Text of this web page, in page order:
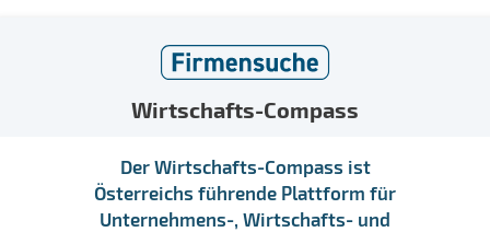
Wirtschafts-Compass
Der Wirtschafts-Compass ist
Österreichs führende Plattform für
Unternehmens-, Wirtschafts- und